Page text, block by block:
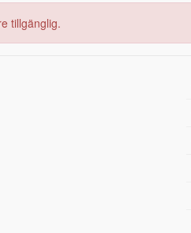
tillgänglig.